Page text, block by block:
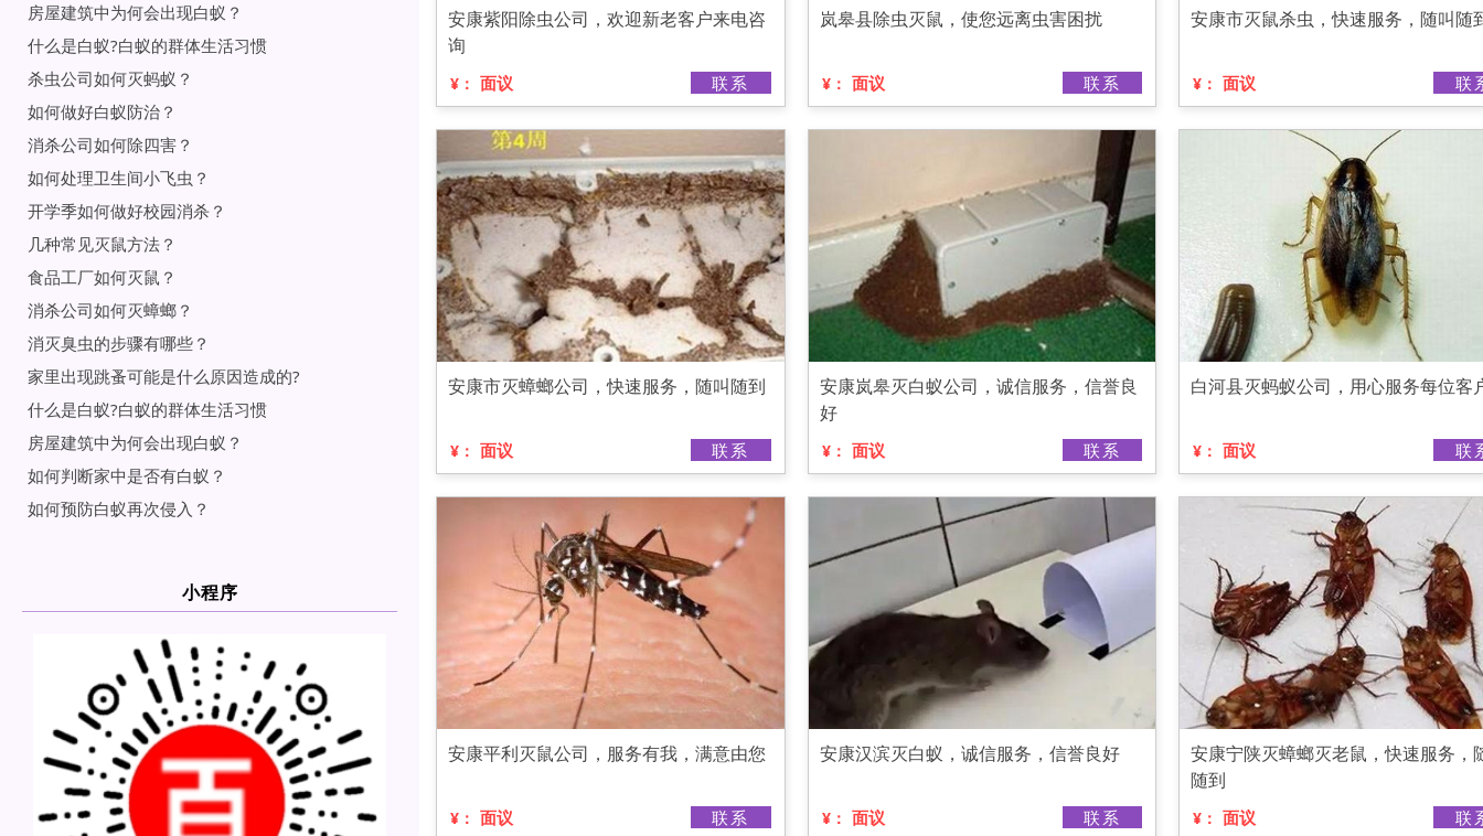
房屋建筑中为何会出现白蚁？
什么是白蚁?白蚁的群体生活习惯
杀虫公司如何灭蚂蚁？
如何做好白蚁防治？
消杀公司如何除四害？
如何处理卫生间小飞虫？
开学季如何做好校园消杀？
几种常见灭鼠方法？
食品工厂如何灭鼠？
消杀公司如何灭蟑螂？
消灭臭虫的步骤有哪些？
家里出现跳蚤可能是什么原因造成的?
什么是白蚁?白蚁的群体生活习惯
房屋建筑中为何会出现白蚁？
如何判断家中是否有白蚁？
如何预防白蚁再次侵入？
小程序
安康紫阳除虫公司，欢迎新老客户来电咨
询
¥： 面议 联系
岚皋县除虫灭鼠，使您远离虫害困扰
¥： 面议 联系
安康市灭鼠杀虫，快速服务，随叫随
¥： 面议 联
安康市灭蟑螂公司，快速服务，随叫随到
¥： 面议 联系
安康岚皋灭白蚁公司，诚信服务，信誉良
好
¥： 面议 联系
白河县灭蚂蚁公司，用心服务每位客
¥： 面议 联
安康平利灭鼠公司，服务有我，满意由您
¥： 面议 联系
安康汉滨灭白蚁，诚信服务，信誉良好
¥： 面议 联系
安康宁陕灭蟑螂灭老鼠，快速服务，
随到
¥： 面议 联